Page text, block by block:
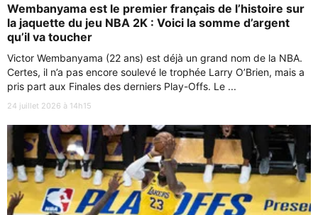
Wembanyama est le premier français de l’histoire sur
la jaquette du jeu NBA 2K : Voici la somme d’argent
qu’il va toucher
Victor Wembanyama (22 ans) est déjà un grand nom de la NBA.
Certes, il n’a pas encore soulevé le trophée Larry O’Brien, mais a
pris part aux Finales des derniers Play-Offs. Le ...
24 juillet 2026 à 14h15